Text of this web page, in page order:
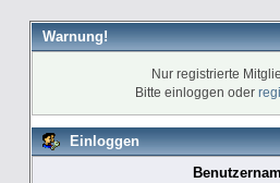
Warnung!
Nur registrierte
Bitte einloggen oder
Einloggen